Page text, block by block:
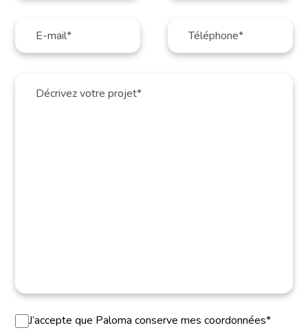
J’accepte que Paloma conserve mes coordonnées*